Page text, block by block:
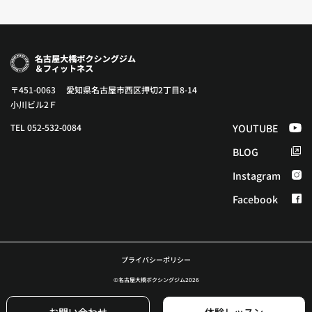
〒451-0063 愛知県名古屋市西区押切2丁目8-14
小川ビル2Ｆ
TEL 052-532-0084
YOUTUBE
BLOG
Instagram
Facebook
プライバシーポリシー
©︎名古屋大橋ボクシングジム2026